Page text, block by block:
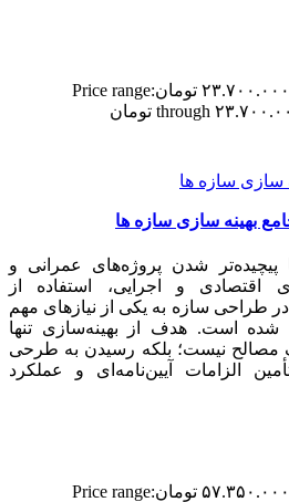
۲۳.۷۰۰.۰۰۰ تومانPrice range:
بهینه سازی سازه ها
پیچیده‌تر شدن پروژه‌های عمرانی و
اقتصادی و اجرایی، استفاده از
طراحی سازه به یکی از نیازهای مهم
شده است. هدف از بهینه‌سازی تنها
نیست؛ بلکه رسیدن به طرحی
الزامات آیین‌نامه‌ای و عملکرد
۵۷.۳۵۰.۰۰۰ تومانPrice range: